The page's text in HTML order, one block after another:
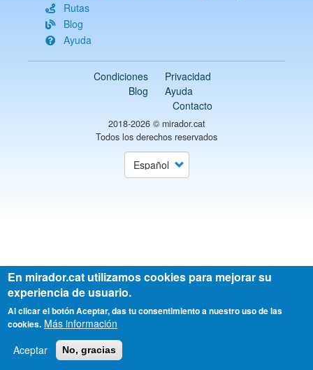
Rutas
Blog
Ayuda
Condiciones
Privacidad
Blog
Ayuda
Contacto
2018-2026 © mirador.cat
Todos los derechos reservados
Select
your
En mirador.cat utilizamos cookies para mejorar su
experiencia de usuario.
Al clicar el botón Aceptar, das tu consentimiento a nuestro uso de las
cookies. Más información
Aceptar
No, gracias